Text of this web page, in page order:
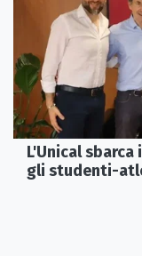
L'Unical sbarca
gli studenti-